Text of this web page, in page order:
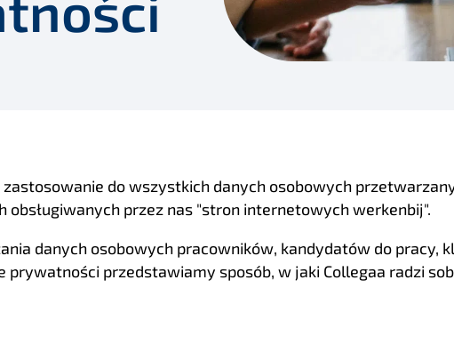
do wszystkich danych osobowych
obsługiwanych przez nas "stron internetowych werkenbij".
danych osobowych pracowników, kandydatów do pracy,
prywatności przedstawiamy sposób, w jaki Collegaa radzi